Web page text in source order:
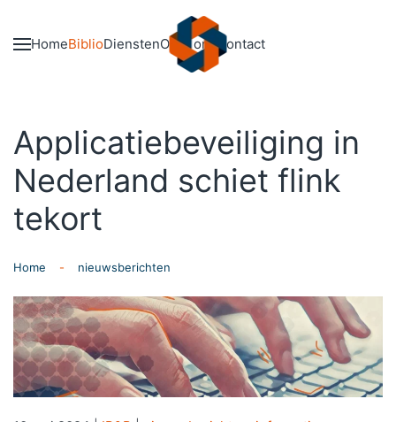
Skip to main content
HomeBiblioDienstenOver onsContact
Applicatiebeveiliging in
Nederland schiet flink
tekort
Home nieuwsberichten